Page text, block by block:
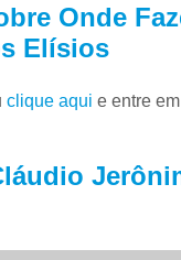
Onde
Elísios
clique aqui e entre